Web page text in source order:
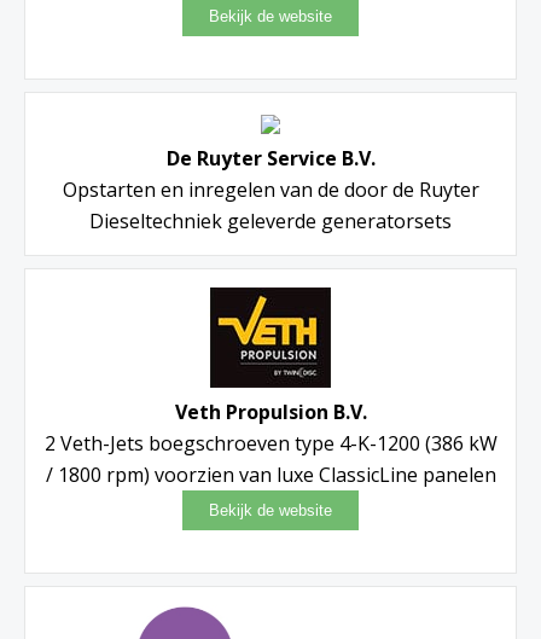
De Ruyter Service B.V.
Opstarten en inregelen van de door de Ruyter
Dieseltechniek geleverde generatorsets
Veth Propulsion B.V.
2 Veth-Jets boegschroeven type 4-K-1200 (386 kW
/ 1800 rpm) voorzien van luxe ClassicLine panelen